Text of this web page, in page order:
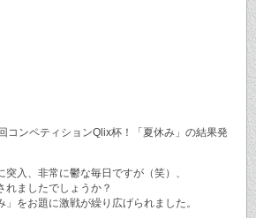
コンペティションQlix杯！「夏休み」の結果発
入、非常に鬱な毎日ですが（笑）、
れましたでしょうか？
」をお題に激戦が繰り広げられました。